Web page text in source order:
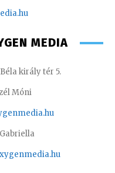
MEDIA
király tér 5.
Móni